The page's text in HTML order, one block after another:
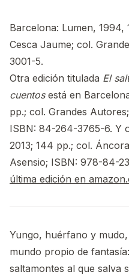
Barcelona: Lumen, 1994,
Cesca Jaume; col.
3001-5.
Otra edición titulada El
cuentosestá en
pp.; col. Grandes
ISBN: 84-264-3765-6. Y
2013; 144 pp.; col.
Asensio; ISBN: 978-84-
última edición en
Yungo, huérfano y
mundo propio de
saltamontes al que salva